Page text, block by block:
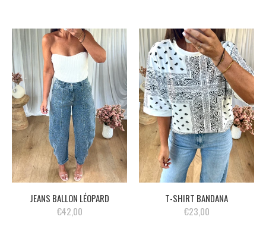
JEANS BALLON LÉOPARD
€42,00
T-SHIRT BANDANA
€23,00